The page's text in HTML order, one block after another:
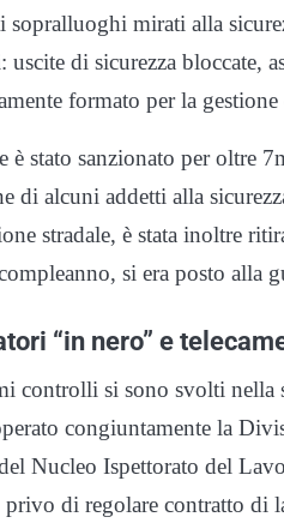
sopralluoghi mirati alla
uscite di sicurezza bloccate,
formato per la
è stato sanzionato per oltre
di alcuni addetti alla
stradale, è stata inoltre
si era posto alla
“in nero” e
controlli si sono svolti nella
congiuntamente la
Nucleo Ispettorato del
di regolare contratto di